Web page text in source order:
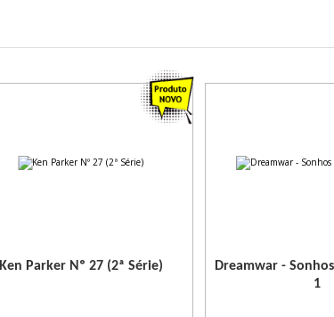
Ken Parker Nº 27 (2ª Série)
Dreamwar -
1